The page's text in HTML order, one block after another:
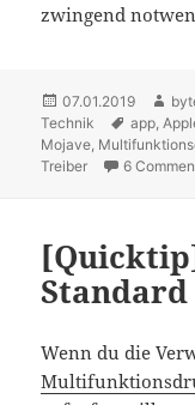
zwingend
Posted
on
07.01.2019
Technik
Tags
app
Mojave
Treiber
6
Wenn du die